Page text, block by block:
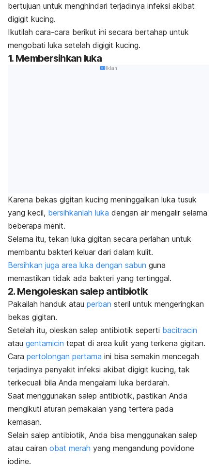
bertujuan untuk menghindari terjadinya infeksi akibat
digigit kucing.
Ikutilah cara-cara berikut ini secara bertahap untuk
mengobati luka setelah digigit kucing.
1. Membersihkan luka
Iklan
Karena bekas gigitan kucing meninggalkan luka tusuk
yang kecil, bersihkanlah luka dengan air mengalir selama
beberapa menit.
Selama itu, tekan luka gigitan secara perlahan untuk
membantu bakteri keluar dari dalam kulit.
Bersihkan juga area luka dengan sabun guna
memastikan tidak ada bakteri yang tertinggal.
2. Mengoleskan salep antibiotik
Pakailah handuk atau perban steril untuk mengeringkan
bekas gigitan.
Setelah itu, oleskan salep antibiotik seperti bacitracin
atau gentamicin tepat di area kulit yang terkena gigitan.
Cara pertolongan pertama ini bisa semakin mencegah
terjadinya penyakit infeksi akibat digigit kucing, tak
terkecuali bila Anda mengalami luka berdarah.
Saat menggunakan salep antibiotik, pastikan Anda
mengikuti aturan pemakaian yang tertera pada
kemasan.
Selain salep antibiotik, Anda bisa menggunakan salep
atau cairan obat merah yang mengandung povidone
iodine.